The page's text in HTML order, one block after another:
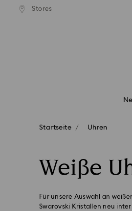
Liste Tastaturkürzel
Stores
Startseite Uhren
Weiße
Für unsere Auswahl an
Swarovski Kristallen neu